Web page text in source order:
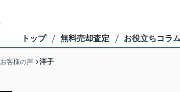
トップ 無料売却査定 お役立ちコラム
お客様の声 洋子